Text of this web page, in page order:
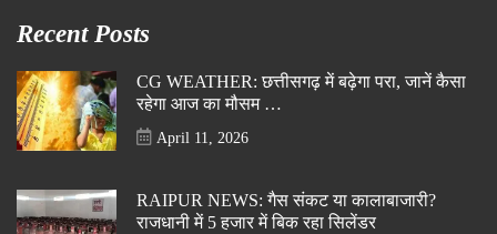
Recent Posts
CG WEATHER: छत्तीसगढ़ में बढ़ेगा परा, जानें कैसा
रहेगा आज का मौसम …
April 11, 2026
RAIPUR NEWS: गैस संकट या कालाबाजारी?
राजधानी में 5 हजार में बिक रहा सिलेंडर